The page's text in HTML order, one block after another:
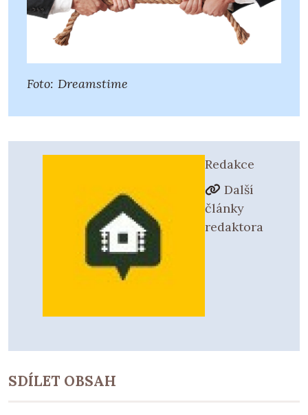
Foto: Dreamstime
Redakce
Další
články
redaktora
SDÍLET OBSAH